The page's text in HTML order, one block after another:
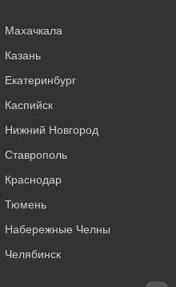
Махачкала
Казань
Екатеринбург
Каспийск
Нижний Новгород
Ставрополь
Краснодар
Тюмень
Набережные Челны
Челябинск